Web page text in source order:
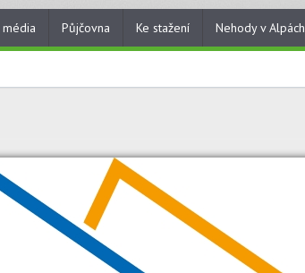
Půjčovna Ke stažení Nehody v Alpách